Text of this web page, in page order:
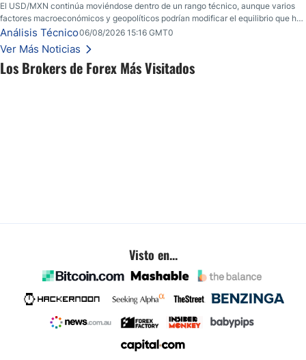
Los Brokers de Forex Más Visitados
El USD/MXN continúa moviéndose dentro de un rango técnico, aunque varios
factores macroeconómicos y geopolíticos podrían modificar el equilibrio que ha
dominado al mercado en las últimas semanas.
Análisis Técnico06/08/2026 15:16 GMT0
Ver Más Noticias
Visto en...